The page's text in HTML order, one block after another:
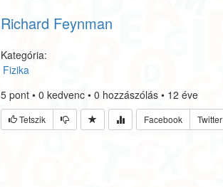
Richard Feynman
Kategória:
Fizika
5 pont • 0 kedvenc • 0 hozzászólás • 12 éve
Tetszik Facebook Twitter